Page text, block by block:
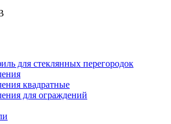
для стеклянных перегородок
квадратные
для ограждений